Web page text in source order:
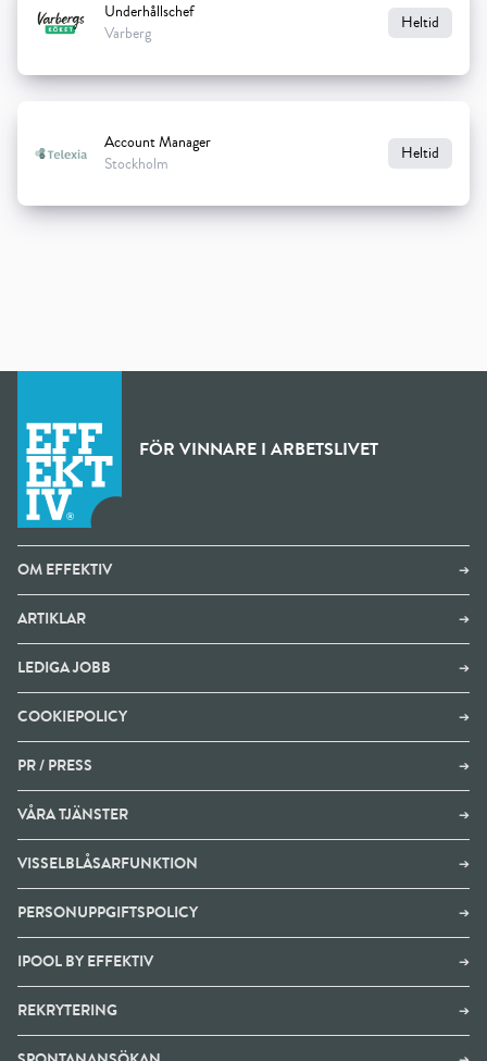
Underhållschef
Varberg
Heltid
Account Manager
Stockholm
Heltid
FÖR VINNARE I ARBETSLIVET
OM EFFEKTIV ➔
ARTIKLAR ➔
LEDIGA JOBB ➔
COOKIEPOLICY ➔
PR / PRESS ➔
VÅRA TJÄNSTER ➔
VISSELBLÅSARFUNKTION ➔
PERSONUPPGIFTSPOLICY ➔
IPOOL BY EFFEKTIV ➔
REKRYTERING ➔